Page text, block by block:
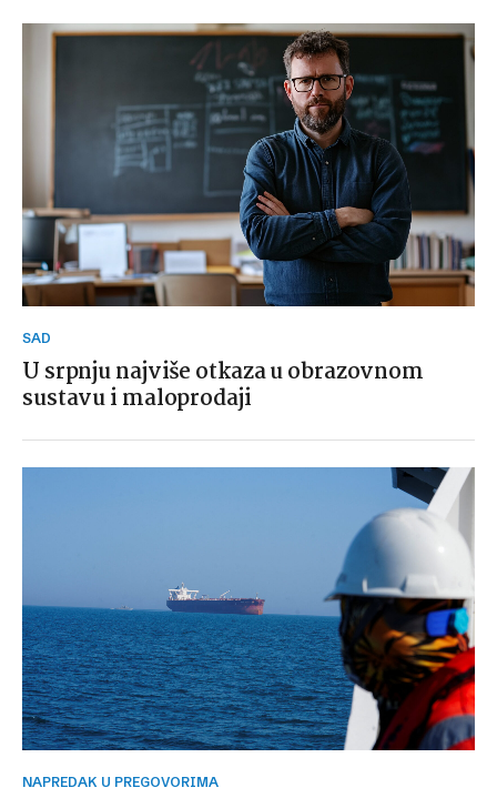
SAD
U srpnju najviše otkaza u obrazovnom
sustavu i maloprodaji
NAPREDAK U PREGOVORIMA